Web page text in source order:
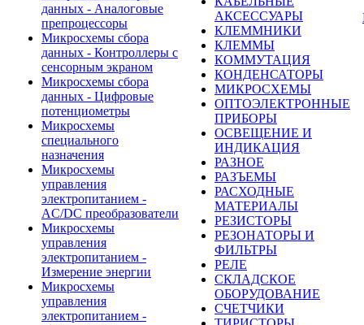
данных - Аналоговые
препроцессоры
Микросхемы сбора
данных - Контроллеры с
сенсорным экраном
Микросхемы сбора
данных - Цифровые
потенциометры
Микросхемы
специального
назначения
Микросхемы
управления
электропитанием -
AC/DC преобразователи
Микросхемы
управления
электропитанием -
Измерение энергии
Микросхемы
управления
электропитанием -
АКСЕССУАРЫ
КЛЕММНИКИ
КЛЕММЫ
КОММУТАЦИЯ
КОНДЕНСАТОРЫ
МИКРОСХЕМЫ
ОПТОЭЛЕКТРОННЫЕ
ПРИБОРЫ
ОСВЕЩЕНИЕ И
ИНДИКАЦИЯ
РАЗНОЕ
РАЗЪЕМЫ
РАСХОДНЫЕ
МАТЕРИАЛЫ
РЕЗИСТОРЫ
РЕЗОНАТОРЫ И
ФИЛЬТРЫ
РЕЛЕ
СКЛАДСКОЕ
ОБОРУДОВАНИЕ
СЧЕТЧИКИ